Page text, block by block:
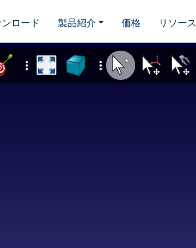
ロード 製品紹介 価格 リソース